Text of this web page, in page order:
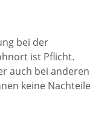
bei der
ist Pflicht.
auch bei anderen
keine Nachteile